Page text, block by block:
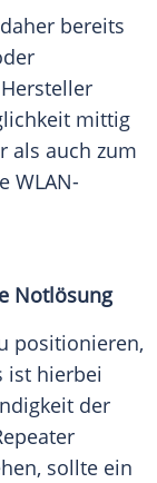
bereits
mittig
als auch zum
WLAN-
Notlösung
positionieren,
ist hierbei
der
sollte ein